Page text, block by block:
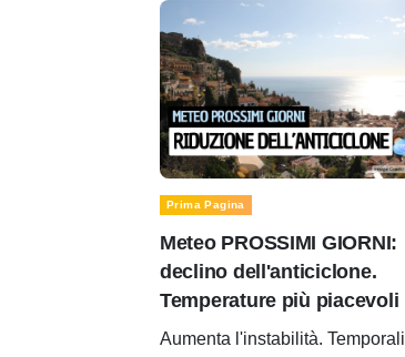
Prima Pagina
Meteo PROSSIMI GIORNI:
declino dell'anticiclone.
Temperature più piacevoli
Aumenta l'instabilità. Temporali